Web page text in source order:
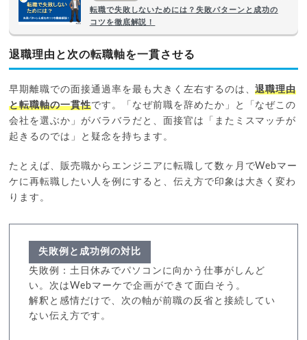
転職で失敗しないためには？失敗パターンと成功の
コツを徹底解説！
退職理由と次の転職軸を一貫させる
早期離職での面接通過率を最も大きく左右するのは、退職理由
と転職軸の一貫性です。「なぜ前職を辞めたか」と「なぜこの
会社を選ぶか」がバラバラだと、面接官は「またミスマッチが
起きるのでは」と疑念を持ちます。
たとえば、販売職からエンジニアに転職して数ヶ月でWebマー
ケに再転職したい人を例にすると、伝え方で印象は大きく変わ
ります。
失敗例と成功例の対比
失敗例：土日休みでパソコンに向かう仕事がしんど
い。次はWebマーケで企画ができて面白そう。
解釈と感情だけで、次の軸が前職の反省と接続してい
ない伝え方です。